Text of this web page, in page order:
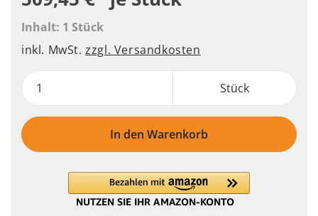
Inhalt: 1 Stück
inkl. MwSt.zzgl. Versandkosten
Stück
In den Warenkorb